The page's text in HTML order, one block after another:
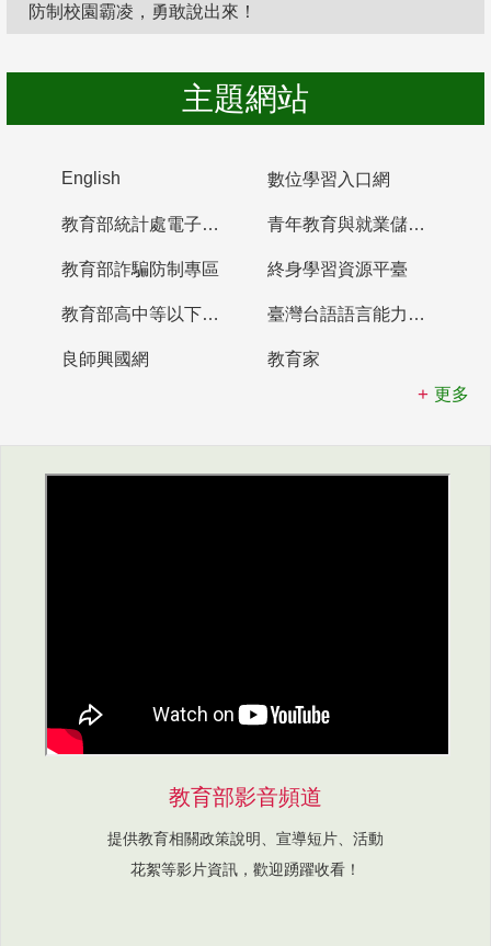
防制校園霸凌，勇敢說出來！
主題網站
English 數位學習入口網
教育部統計處電子書櫃 青年教育與就業儲蓄帳戶
教育部詐騙防制專區 終身學習資源平臺
教育部高中等以下學校及幼兒園教師資格檢定考試 臺灣台語語言能力認證網站
良師興國網
教育家
更多
教育部影音頻道
提供教育相關政策說明、宣導短片、活動
花絮等影片資訊，歡迎踴躍收看！